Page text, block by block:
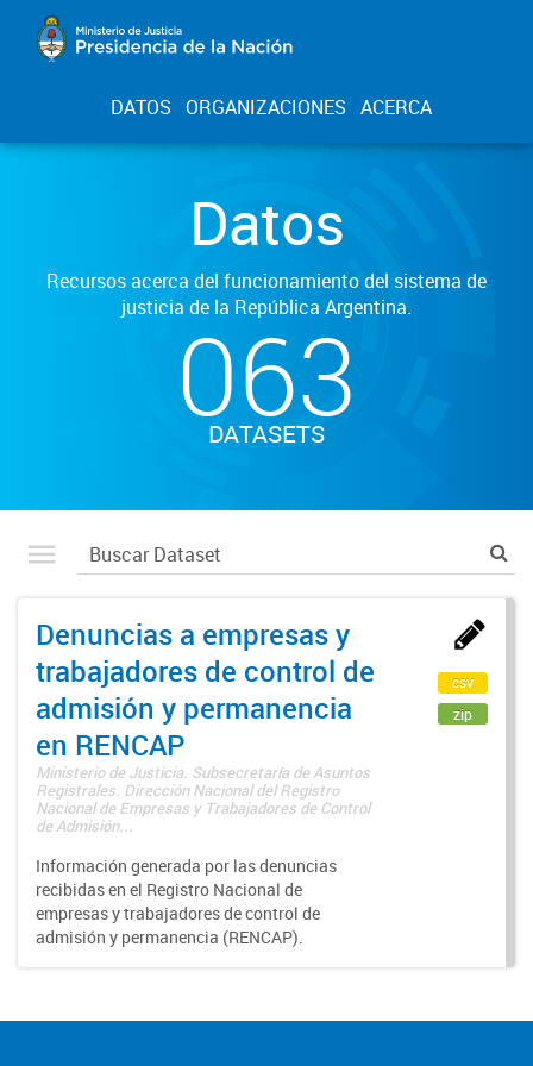
DATOS ORGANIZACIONES ACERCA
Datos
Recursos acerca del funcionamiento del sistema de
justicia de la República Argentina.
063
DATASETS
Denuncias a empresas y
trabajadores de control de
admisión y permanencia
en RENCAP
Ministerio de Justicia. Subsecretaría de Asuntos
Registrales. Dirección Nacional del Registro
Nacional de Empresas y Trabajadores de Control
de Admisión...
Información generada por las denuncias
recibidas en el Registro Nacional de
empresas y trabajadores de control de
admisión y permanencia (RENCAP).
csv
zip